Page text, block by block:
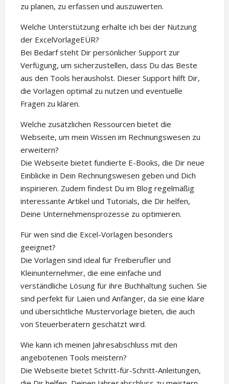
zu planen, zu erfassen und auszuwerten.
Welche Unterstützung erhalte ich bei der Nutzung
der ExcelVorlageEÜR?
Bei Bedarf steht Dir persönlicher Support zur
Verfügung, um sicherzustellen, dass Du das Beste
aus den Tools herausholst. Dieser Support hilft Dir,
die Vorlagen optimal zu nutzen und eventuelle
Fragen zu klären.
Welche zusätzlichen Ressourcen bietet die
Webseite, um mein Wissen im Rechnungswesen zu
erweitern?
Die Webseite bietet fundierte E-Books, die Dir neue
Einblicke in Dein Rechnungswesen geben und Dich
inspirieren. Zudem findest Du im Blog regelmäßig
interessante Artikel und Tutorials, die Dir helfen,
Deine Unternehmensprozesse zu optimieren.
Für wen sind die Excel-Vorlagen besonders
geeignet?
Die Vorlagen sind ideal für Freiberufler und
Kleinunternehmer, die eine einfache und
verständliche Lösung für ihre Buchhaltung suchen. Sie
sind perfekt für Laien und Anfänger, da sie eine klare
und übersichtliche Mustervorlage bieten, die auch
von Steuerberatern geschätzt wird.
Wie kann ich meinen Jahresabschluss mit den
angebotenen Tools meistern?
Die Webseite bietet Schritt-für-Schritt-Anleitungen,